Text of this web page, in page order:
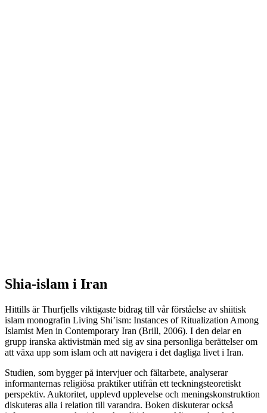
Shia-islam i Iran
Hittills är Thurfjells viktigaste bidrag till vår förståelse av shiitisk
islam monografin Living Shi’ism: Instances of Ritualization Among
Islamist Men in Contemporary Iran (Brill, 2006). I den delar en
grupp iranska aktivistmän med sig av sina personliga berättelser om
att växa upp som islam och att navigera i det dagliga livet i Iran.
Studien, som bygger på intervjuer och fältarbete, analyserar
informanternas religiösa praktiker utifrån ett teckningsteoretiskt
perspektiv. Auktoritet, upplevd upplevelse och meningskonstruktion
diskuteras alla i relation till varandra. Boken diskuterar också